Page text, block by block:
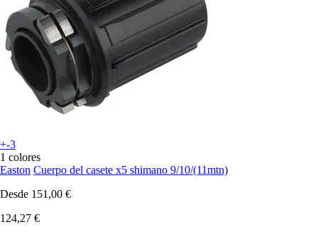
+-3
1 colores
Easton Cuerpo del casete x5 shimano 9/10/(11mtn)
Desde 151,00 €
124,27 €